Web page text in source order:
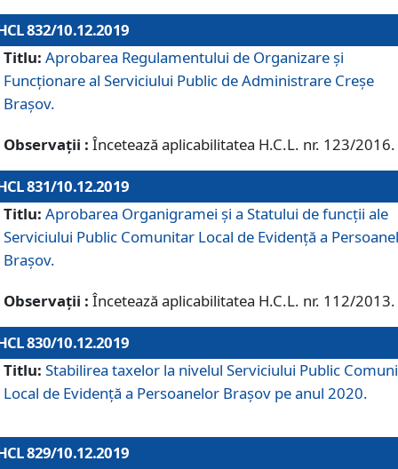
832/10.12.2019
Titlu: Aprobarea Regulamentului de Organizare și
Funcționare al Serviciului Public de Administrare Creșe
Brașov.
Observații : Încetează aplicabilitatea H.C.L. nr. 123/2016.
831/10.12.2019
Titlu: Aprobarea Organigramei și a Statului de funcții ale
Serviciului Public Comunitar Local de Evidență a
Brașov.
Observații : Încetează aplicabilitatea H.C.L. nr. 112/2013.
830/10.12.2019
Titlu: Stabilirea taxelor la nivelul Serviciului Public
Local de Evidenţă a Persoanelor Braşov pe anul 2020.
829/10.12.2019